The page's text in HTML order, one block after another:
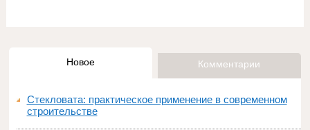
Новое Комментарии
Стекловата: практическое применение в современном
строительстве